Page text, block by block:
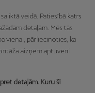
veidā. Patiesībā katrs
detaļām. Mēs tās
vienai, pārliecinoties, ka
aizņem aptuveni
detaļām. Kuru šī